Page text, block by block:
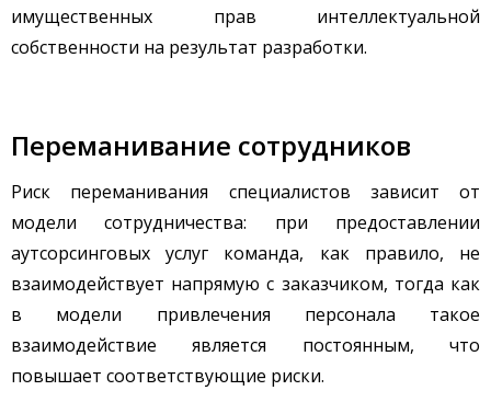
имущественных прав интеллектуальной
собственности на результат разработки.
Переманивание сотрудников
Риск переманивания специалистов зависит от
модели сотрудничества: при предоставлении
аутсорсинговых услуг команда, как правило, не
взаимодействует напрямую с заказчиком, тогда как
в модели привлечения персонала такое
взаимодействие является постоянным, что
повышает соответствующие риски.